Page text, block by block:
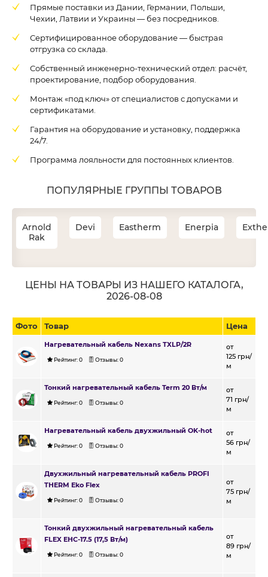
Прямые поставки из Дании, Германии, Польши,
Чехии, Латвии и Украины — без посредников.
Сертифицированное оборудование — быстрая
отгрузка со склада.
Собственный инженерно-технический отдел: расчёт,
проектирование, подбор оборудования.
Монтаж «под ключ» от специалистов с допусками и
сертификатами.
Гарантия на оборудование и установку, поддержка
24/7.
Программа лояльности для постоянных клиентов.
ПОПУЛЯРНЫЕ ГРУППЫ ТОВАРОВ
Arnold
Rak
Devi Eastherm Enerpia
ЦЕНЫ НА ТОВАРЫ ИЗ НАШЕГО КАТАЛОГА,
2026-08-08
Фото Товар Цена
Нагревательный кабель Nexans TXLP/2R
Рейтинг:0 Отзывы:0
от
125 грн/
м
Тонкий нагревательный кабель Term 20 Вт/м
Рейтинг:0 Отзывы:0
от
71 грн/
м
Нагревательный кабель двухжильный OK-hot
Рейтинг:0 Отзывы:0
от
56 грн/
м
Двухжильный нагревательный кабель PROFI
THERM Eko Flex
Рейтинг:0 Отзывы:0
от
75 грн/
м
Тонкий двухжильный нагревательный кабель
FLEX EHC-17.5 (17,5 Вт/м)
Рейтинг:0 Отзывы:0
от
89 грн/
м